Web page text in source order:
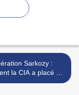
Sarkozy :
la CIA a placé un
ses agents à la